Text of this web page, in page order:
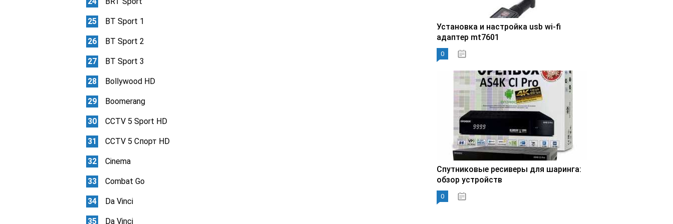
BT Sport 1
BT Sport 2
BT Sport 3
Bollywood HD
Boomerang
CCTV 5 Sport HD
CCTV 5 Спорт HD
Cinema
Combat Go
Da Vinci
Da Vinci
Установка и настройка usb wi-fi
адаптер mt7601
0
Спутниковые ресиверы для шаринга:
обзор устройств
0